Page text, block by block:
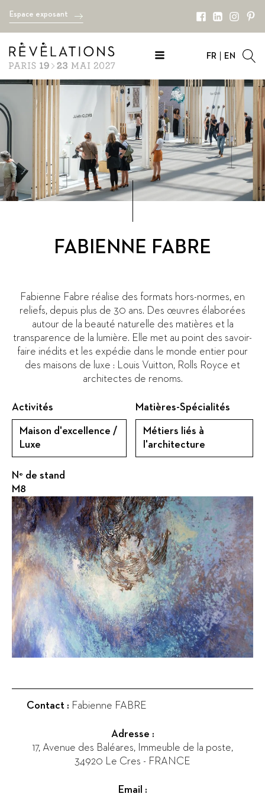
Espace exposant
FR EN
FABIENNE FABRE
Fabienne Fabre réalise des formats hors-normes, en
reliefs, depuis plus de 30 ans. Des œuvres élaborées
autour de la beauté naturelle des matières et la
transparence de la lumière. Elle met au point des savoir-
faire inédits et les expédie dans le monde entier pour
des maisons de luxe : Louis Vuitton, Rolls Royce et
architectes de renoms.
Activités
Maison d'excellence /
Luxe
Matières-Spécialités
Métiers liés à
l'architecture
N° de stand
M8
Contact : Fabienne FABRE
Adresse :
17, Avenue des Baléares, Immeuble de la poste,
34920
Le Cres - FRANCE
Email :